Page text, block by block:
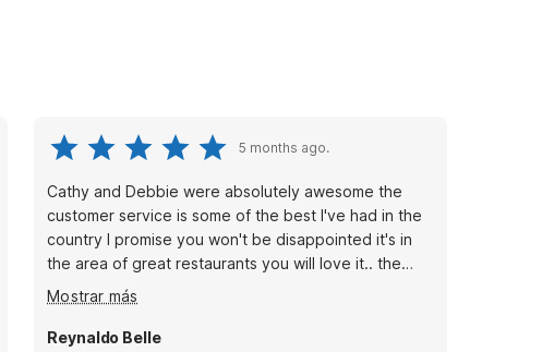
5 months ago.
Cathy and Debbie were absolutely awesome the
customer service is some of the best I've had in the
country I promise you won't be disappointed it's in
the area of great restaurants you will love it.. the
room service was friendly I honestly had a very quiet
chill time
Mostrar más
Reynaldo Belle